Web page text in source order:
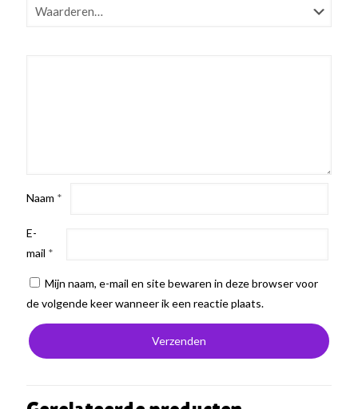
Naam *
E-
mail *
Mijn naam, e-mail en site bewaren in deze browser voor
de volgende keer wanneer ik een reactie plaats.